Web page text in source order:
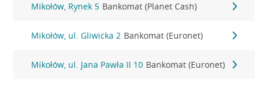
Mikołów, Rynek 5 Bankomat (Planet Cash)
Mikołów, ul. Gliwicka 2 Bankomat (Euronet)
Mikołów, ul. Jana Pawła II 10 Bankomat (Euronet)